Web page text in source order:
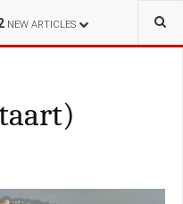
NEW ARTICLES